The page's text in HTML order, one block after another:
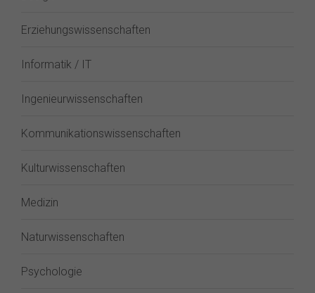
Erziehungswissenschaften
Informatik / IT
Ingenieurwissenschaften
Kommunikationswissenschaften
Kulturwissenschaften
Medizin
Naturwissenschaften
Psychologie